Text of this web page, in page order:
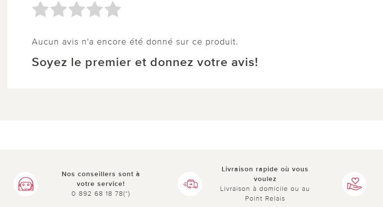
Aucun avis n'a encore été donné sur ce produit.
Soyez le premier et donnez votre avis!
Nos conseillers sont à
votre service!
0 892 68 18 78(*)
Livraison rapide où vous
voulez
Livraison à domicile ou au
Point Relais